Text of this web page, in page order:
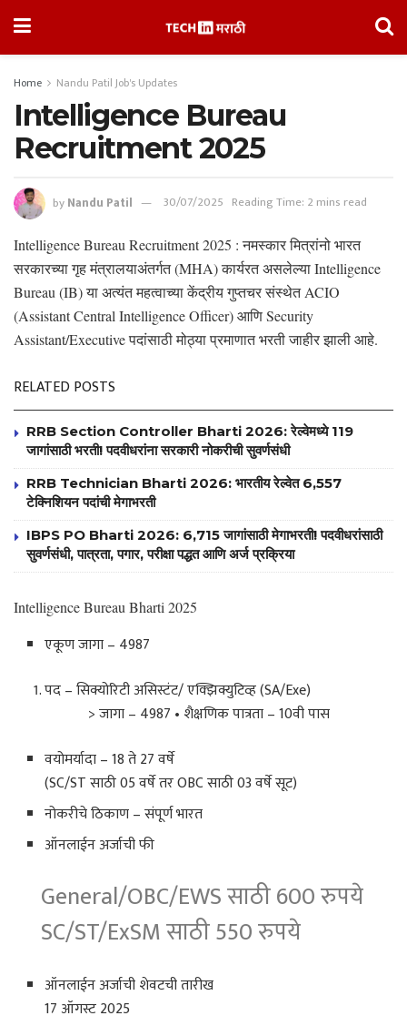
Home Nandu Patil Job's Updates
Intelligence Bureau
Recruitment 2025
byNandu Patil 30/07/2025 Reading Time: 2 mins read
Intelligence Bureau Recruitment 2025 : नमस्कार मित्रांनो भारत
सरकारच्या गृह मंत्रालयाअंतर्गत (MHA) कार्यरत असलेल्या Intelligence
Bureau (IB) या अत्यंत महत्वाच्या केंद्रीय गुप्तचर संस्थेत ACIO
(Assistant Central Intelligence Officer) आणि Security
Assistant/Executive पदांसाठी मोठ्या प्रमाणात भरती जाहीर झाली आहे.
RELATED POSTS
RRB Section Controller Bharti 2026: रेल्वेमध्ये 119
जागांसाठी भरती! पदवीधरांना सरकारी नोकरीची सुवर्णसंधी
RRB Technician Bharti 2026: भारतीय रेल्वेत 6,557
टेक्निशियन पदांची मेगाभरती
IBPS PO Bharti 2026: 6,715 जागांसाठी मेगाभरती! पदवीधरांसाठी
सुवर्णसंधी, पात्रता, पगार, परीक्षा पद्धत आणि अर्ज प्रक्रिया
Intelligence Bureau Bharti 2025
एकूण जागा – 4987
पद – सिक्योरिटी असिस्टंट/ एक्झिक्युटिव्ह (SA/Exe)
> जागा – 4987 • शैक्षणिक पात्रता – 10वी पास
वयोमर्यादा – 18 ते 27 वर्षे
(SC/ST साठी 05 वर्षे तर OBC साठी 03 वर्षे सूट)
नोकरीचे ठिकाण – संपूर्ण भारत
ऑनलाईन अर्जाची फी
General/OBC/EWS साठी 600 रुपये
SC/ST/ExSM साठी 550 रुपये
ऑनलाईन अर्जाची शेवटची तारीख
17 ऑगस्ट 2025